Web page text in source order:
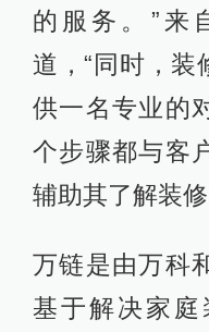
的服务。”来
道，“同时，装
供一名专业的
个步骤都与客
辅助其了解装
万链是由万科
基于解决家